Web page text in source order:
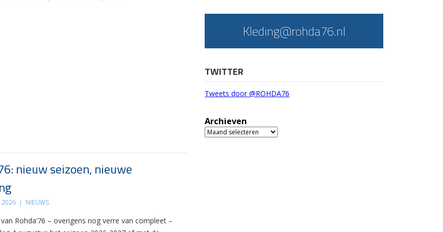
nieuw seizoen, nieuwe
2026 | NIEUWS
Rohda’76 – overigens nog verre van compleet –
Kleding@rohda76.nl
TWITTER
Tweets door @ROHDA76
Archieven
Archieven